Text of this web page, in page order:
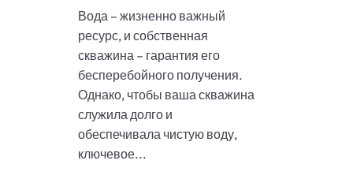
Вода – жизненно важный
ресурс, и собственная
скважина – гарантия его
бесперебойного получения.
Однако, чтобы ваша скважина
служила долго и
обеспечивала чистую воду,
ключевое...